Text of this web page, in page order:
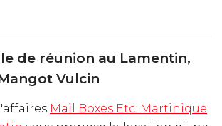
de réunion au Lamentin,
Vulcin
Mail Boxes Etc. Martinique